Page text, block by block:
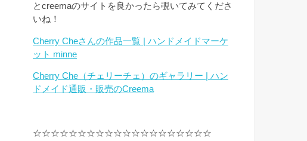
とcreemaのサイトを良かったら覗いてみてくださ
いね！
Cherry Cheさんの作品一覧 | ハンドメイドマーケ
ット minne
Cherry Che（チェリーチェ）のギャラリー | ハン
ドメイド通販・販売のCreema
☆☆☆☆☆☆☆☆☆☆☆☆☆☆☆☆☆☆☆☆